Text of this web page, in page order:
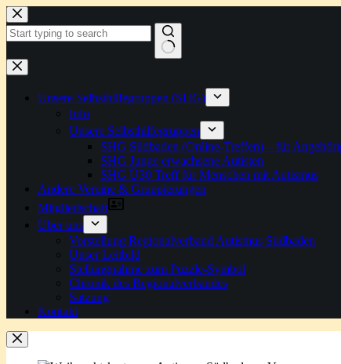
Zum
Inhalt
springen
Keine
Ergebnisse
Unsere Selbsthilfegruppen (SHG)
Info
Unsere Selbsthilfegruppen
SHG Südbaden (Online-Treffen) – für
SHG Junge erwachsene Autisten
SHG Ü30 Treff für Menschen mit Autismus
Andere Vereine & Gruppierungen
Mitgliedschaft
Über uns
Vorstellung Regionalverband Autismus Südbaden
Unser Leitbild
Stellungnahme zum Puzzle-Symbol
Chronik des Regionalverbandes
Satzung
Kontakt